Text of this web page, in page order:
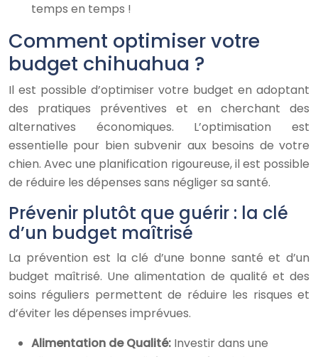
temps en temps !
Comment optimiser votre
budget chihuahua ?
Il est possible d’optimiser votre budget en adoptant
des pratiques préventives et en cherchant des
alternatives économiques. L’optimisation est
essentielle pour bien subvenir aux besoins de votre
chien. Avec une planification rigoureuse, il est possible
de réduire les dépenses sans négliger sa santé.
Prévenir plutôt que guérir : la clé
d’un budget maîtrisé
La prévention est la clé d’une bonne santé et d’un
budget maîtrisé. Une alimentation de qualité et des
soins réguliers permettent de réduire les risques et
d’éviter les dépenses imprévues.
Alimentation de Qualité: Investir dans une